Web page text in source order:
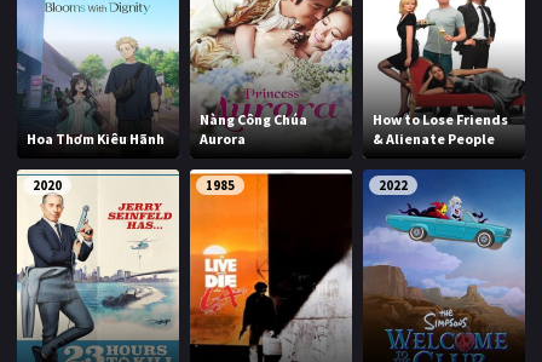
Hoa Thơm Kiêu Hãnh
Nàng Công Chúa
Aurora
How to Lose Friends
& Alienate People
2020 1985 2022